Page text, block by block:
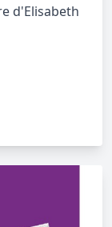
d'Elisabeth